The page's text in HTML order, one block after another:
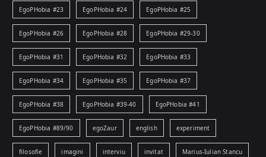
EgoPHobia #23 EgoPHobia #24 EgoPHobia #25
EgoPHobia #26 EgoPHobia #28 EgoPHobia #29-30
EgoPHobia #31 EgoPHobia #32 EgoPHobia #33
EgoPHobia #34 EgoPHobia #35 EgoPHobia #37
EgoPHobia #38 EgoPHobia #39-40 EgoPHobia #41
EgoPHobia #89/90 egoZaur english experiment
filosofie imagini interviu invitat Marius-Iulian Stancu